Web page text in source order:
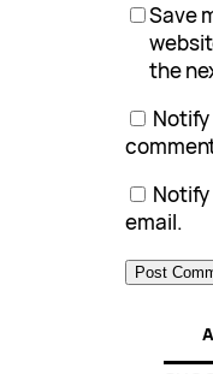
Save
the
Notify
email.